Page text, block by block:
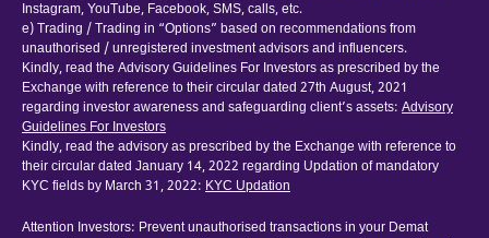
Instagram, YouTube, Facebook, SMS, calls, etc.
e) Trading / Trading in “Options” based on recommendations from
unauthorised / unregistered investment advisors and influencers.
Kindly, read the Advisory Guidelines For Investors as prescribed by the
Exchange with reference to their circular dated 27th August, 2021
regarding investor awareness and safeguarding client’s assets: Advisory
Guidelines For Investors
Kindly, read the advisory as prescribed by the Exchange with reference to
their circular dated January 14, 2022 regarding Updation of mandatory
KYC fields by March 31, 2022: KYC Updation
Attention Investors: Prevent unauthorised transactions in your Demat